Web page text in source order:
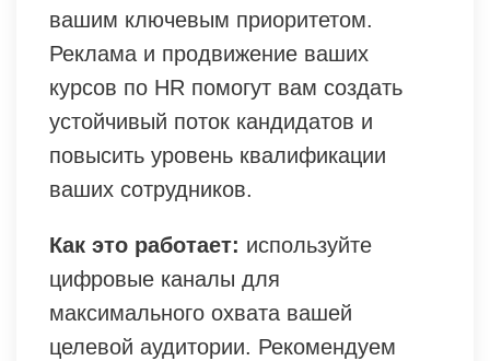
вашим ключевым приоритетом.
Реклама и продвижение ваших
курсов по HR помогут вам создать
устойчивый поток кандидатов и
повысить уровень квалификации
ваших сотрудников.
Как это работает: используйте
цифровые каналы для
максимального охвата вашей
целевой аудитории. Рекомендуем